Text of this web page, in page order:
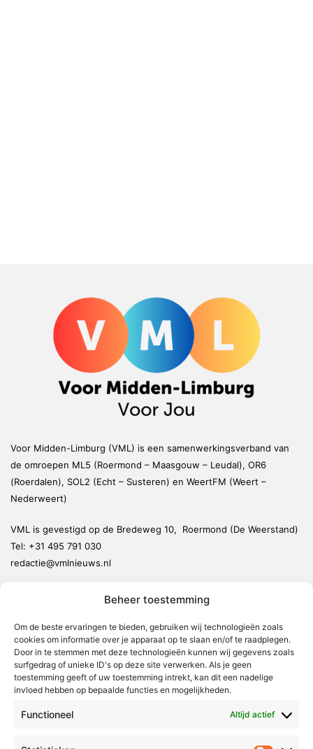
Beheer toestemming
Om de beste ervaringen te bieden, gebruiken wij technologieën zoals
cookies om informatie over je apparaat op te slaan en/of te raadplegen.
Door in te stemmen met deze technologieën kunnen wij gegevens zoals
surfgedrag of unieke ID's op deze site verwerken. Als je geen
toestemming geeft of uw toestemming intrekt, kan dit een nadelige
invloed hebben op bepaalde functies en mogelijkheden.
Functioneel Altijd actief
Voor Midden-Limburg (VML) is een samenwerkingsverband van
de omroepen ML5 (Roermond – Maasgouw – Leudal), OR6
(Roerdalen), SOL2 (Echt – Susteren) en WeertFM (Weert –
Nederweert)
VML is gevestigd op de Bredeweg 10, Roermond (De Weerstand)
Tel: +31 495 791 030
redactie@vmlnieuws.nl
Leudal
Maasgouw
Echt-Susteren